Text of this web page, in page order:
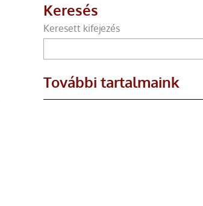
Keresés
Keresett kifejezés
További tartalmaink